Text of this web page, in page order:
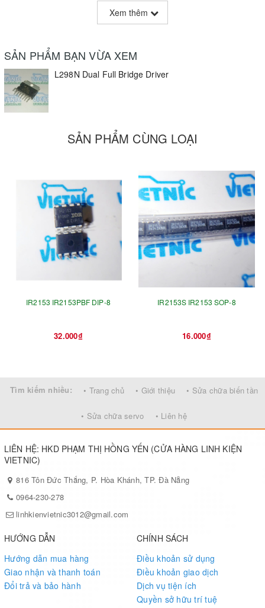
Xem thêm
SẢN PHẨM BẠN VỪA XEM
L298N Dual Full Bridge Driver
SẢN PHẨM CÙNG LOẠI
IR2153 IR2153PBF DIP-8
32.000₫
IR2153S IR2153 SOP-8
16.000₫
Tìm kiếm nhiều: • Trang chủ • Giới thiệu • Sửa chữa biến tần
• Sửa chữa servo • Liên hệ
LIÊN HỆ: HKD PHẠM THỊ HỒNG YẾN (CỬA HÀNG LINH KIỆN
VIETNIC)
816 Tôn Đức Thắng, P. Hòa Khánh, TP. Đà Nẵng
0964-230-278
linhkienvietnic3012@gmail.com
HƯỚNG DẪN
Hướng dẫn mua hàng
Giao nhận và thanh toán
Đổi trả và bảo hành
CHÍNH SÁCH
Điều khoản sử dụng
Điều khoản giao dịch
Dịch vụ tiện ích
Quyền sở hữu trí tuệ